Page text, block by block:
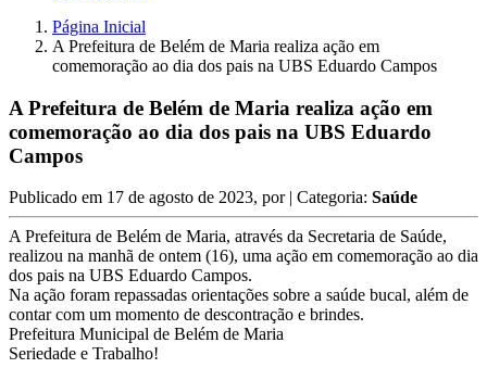
Página Inicial
A Prefeitura de Belém de Maria realiza ação em
comemoração ao dia dos pais na UBS Eduardo Campos
A Prefeitura de Belém de Maria realiza ação em
comemoração ao dia dos pais na UBS Eduardo
Campos
Publicado em 17 de agosto de 2023, por | Categoria: Saúde
A Prefeitura de Belém de Maria, através da Secretaria de Saúde,
realizou na manhã de ontem (16), uma ação em comemoração ao dia
dos pais na UBS Eduardo Campos.
Na ação foram repassadas orientações sobre a saúde bucal, além de
contar com um momento de descontração e brindes.
Prefeitura Municipal de Belém de Maria
Seriedade e Trabalho!